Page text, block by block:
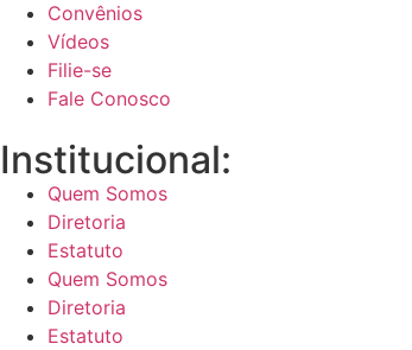
Convênios
Vídeos
Filie-se
Fale Conosco
Institucional:
Quem Somos
Diretoria
Estatuto
Quem Somos
Diretoria
Estatuto